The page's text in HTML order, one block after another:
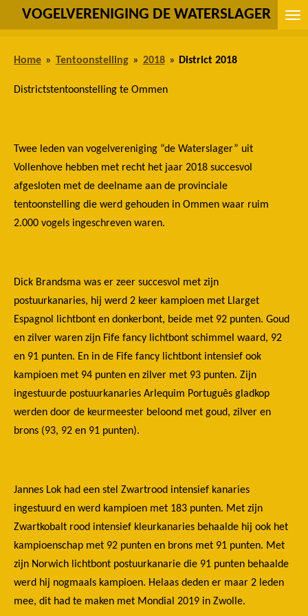
hoofdinhoud
VOGELVERENIGING DE WATERSLAGER
Home » Tentoonstelling » 2018 » District 2018
Districtstentoonstelling te Ommen
Twee leden van vogelvereniging “de Waterslager” uit
Vollenhove hebben met recht het jaar 2018 succesvol
afgesloten met de deelname aan de provinciale
tentoonstelling die werd gehouden in Ommen waar ruim
2.000 vogels ingeschreven waren.
Dick Brandsma was er zeer succesvol met zijn
postuurkanaries, hij werd 2 keer kampioen met Llarget
Espagnol lichtbont en donkerbont, beide met 92 punten. Goud
en zilver waren zijn Fife fancy lichtbont schimmel waard, 92
en 91 punten. En in de Fife fancy lichtbont intensief ook
kampioen met 94 punten en zilver met 93 punten. Zijn
ingestuurde postuurkanaries Arlequim Português gladkop
werden door de keurmeester beloond met goud, zilver en
brons (93, 92 en 91 punten).
Jannes Lok had een stel Zwartrood intensief kanaries
ingestuurd en werd kampioen met 183 punten. Met zijn
Zwartkobalt rood intensief kleurkanaries behaalde hij ook het
kampioenschap met 92 punten en brons met 91 punten. Met
zijn Norwich lichtbont postuurkanarie die 91 punten behaalde
werd hij nogmaals kampioen. Helaas deden er maar 2 leden
mee, dit had te maken met Mondial 2019 in Zwolle.